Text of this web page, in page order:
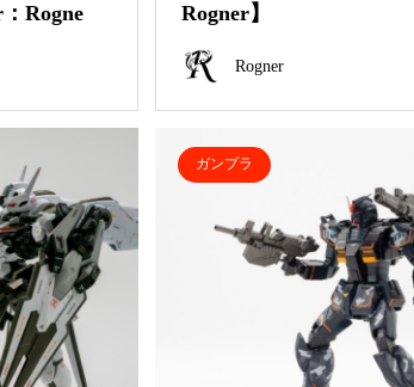
Rogne
Rogner】
Rogner
ガンプラ